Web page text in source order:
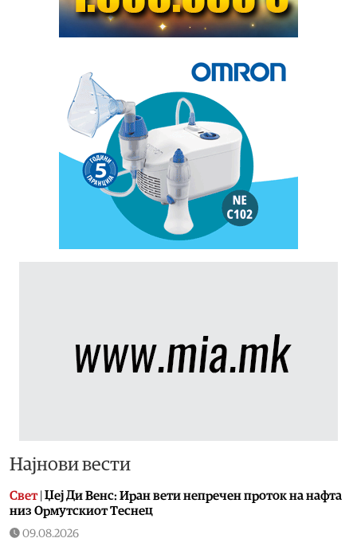
Најнови вести
Свет| Џеј Ди Венс: Иран вети непречен проток на нафта
низ Ормутскиот Теснец
09.08.2026